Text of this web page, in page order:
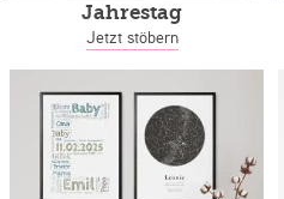
Jahrestag
Jetzt stöbern